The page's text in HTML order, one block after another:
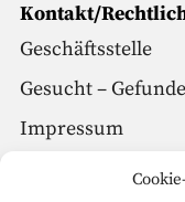
Kontakt/
Geschäftsstelle
Gesucht –
Impressum